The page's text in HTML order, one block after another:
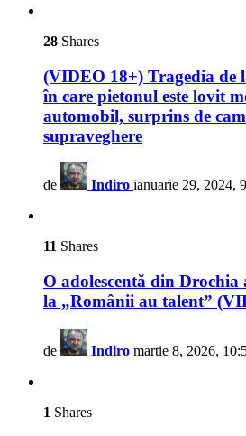
28 Shares
(VIDEO 18+) Tragedia de
în care pietonul este lovit
automobil, surprins de
supraveghere
de Indiro ianuarie 29, 2024,
11 Shares
O adolescentă din
la „Românii au talent”
de Indiro martie 8, 2026,
1 Shares